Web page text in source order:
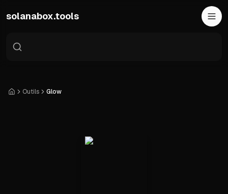
solanabox.tools
AccueilOutils Glow